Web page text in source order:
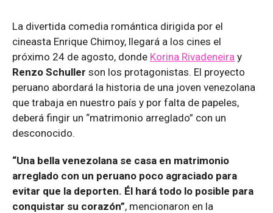
La divertida comedia romántica dirigida por el
cineasta Enrique Chimoy, llegará a los cines el
próximo 24 de agosto, donde Korina Rivadeneira y
Renzo Schuller son los protagonistas. El proyecto
peruano abordará la historia de una joven venezolana
que trabaja en nuestro país y por falta de papeles,
deberá fingir un “matrimonio arreglado” con un
desconocido.
“Una bella venezolana se casa en matrimonio
arreglado con un peruano poco agraciado para
evitar que la deporten. Él hará todo lo posible para
conquistar su corazón”, mencionaron en la